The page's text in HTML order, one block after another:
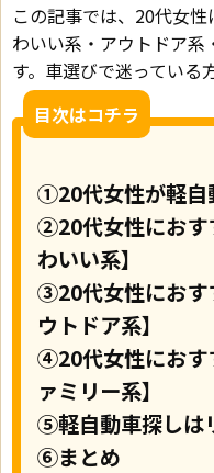
この記事では、20代女
わいい系・アウトドア系
す。車選びで迷っている
目次はコチラ
①20代女性が軽自
②20代女性におす
わいい系】
③20代女性におす
ウトドア系】
④20代女性におす
ァミリー系】
⑤軽自動車探しは
⑥まとめ